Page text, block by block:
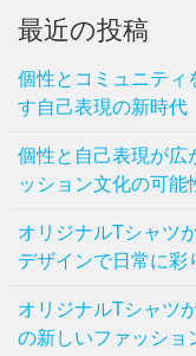
最近の投稿
個性とコミュニティ
す自己表現の新時代
個性と自己表現が広
ッション文化の可能
オリジナルTシャツ
デザインで日常に彩
オリジナルTシャツ
の新しいファッショ